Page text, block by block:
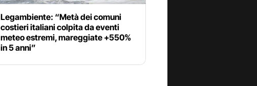
Legambiente: “Metà dei comuni
costieri italiani colpita da eventi
meteo estremi, mareggiate +550%
in 5 anni”